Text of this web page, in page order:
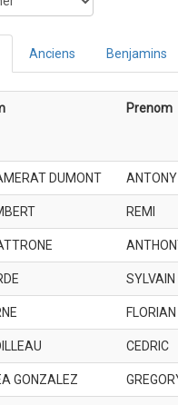
Anciens Benjamins
Prenom
DUMONT ANTONY
REMI
SYLVAIN
FLORIAN
CEDRIC
GONZALEZ